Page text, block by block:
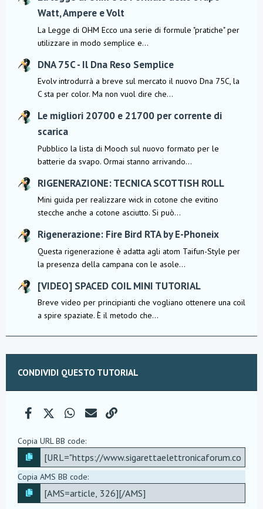
Watt, Ampere e Volt
La Legge di OHM Ecco una serie di formule "pratiche" per
utilizzare in modo semplice e...
DNA 75C - Il Dna Reso Semplice
Evolv introdurrà a breve sul mercato il nuovo Dna 75C, la
C sta per color. Ma non vuol dire che...
Le migliori 20700 e 21700 per corrente di
scarica
Pubblico la lista di Mooch sul nuovo formato per le
batterie da svapo. Ormai stanno arrivando...
RIGENERAZIONE: TECNICA SCOTTISH ROLL
Mini guida per realizzare wick in cotone che evitino
stecche anche a cotone asciutto. Si può...
Rigenerazione: Fire Bird RTA by E-Phoneix
Questa rigenerazione è adatta agli atom Taifun-Style per
la presenza della campana con le asole...
[VIDEO] SPACED COIL MINI TUTORIAL
Breve video per principianti che vogliano ottenere una coil
a spire spaziate. È il metodo che...
CONDIVIDI QUESTO TUTORIAL
FacebookX (Twitter)WhatsApp
e-mail
Copia URL BB code
Copia AMS BB code